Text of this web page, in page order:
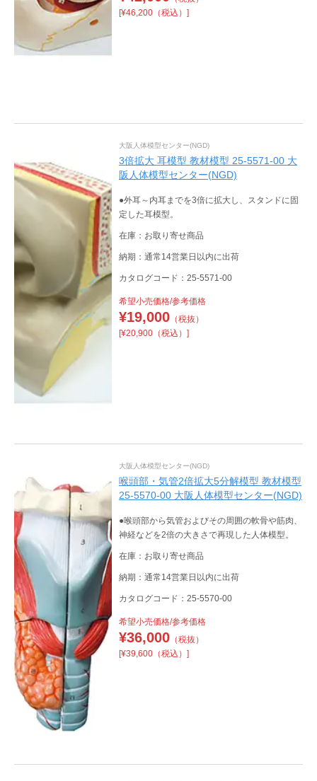
[¥46,200（税込）]
大阪人体模型センター(NGD)
3倍拡大 耳模型 教材模型 25-5571-00 大
阪人体模型センター(NGD)
●外耳～内耳までを3倍に拡大し、スタンドに固
定した耳模型。
在庫：お取り寄せ商品
納期：通常14営業日以内に出荷
カタログコード：25-5571-00
希望小売価格/参考価格
¥19,000（税抜）
[¥20,900（税込）]
大阪人体模型センター(NGD)
喉頭部・気管2倍拡大5分解模型 教材模型
25-5570-00 大阪人体模型センター(NGD)
●喉頭部から気管およびその周囲の軟骨や筋肉、
神経などを2倍の大きさで再現した人体模型。
在庫：お取り寄せ商品
納期：通常14営業日以内に出荷
カタログコード：25-5570-00
希望小売価格/参考価格
¥36,000（税抜）
[¥39,600（税込）]